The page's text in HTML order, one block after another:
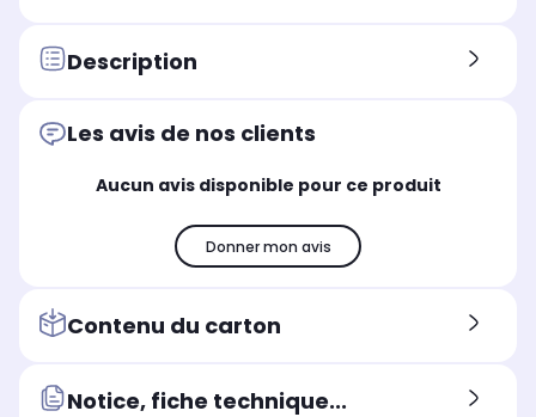
AndroidTV : un accès
rapide à vos applications
contenus
Non communiqué
Applications opérateurs
2 x 8 Watts
Non concerné
Applications opérateurs
Description
Les avis de nos clients
Aucun avis disponible pour ce produit
Donner mon avis
Contenu du carton
Notice, fiche technique...